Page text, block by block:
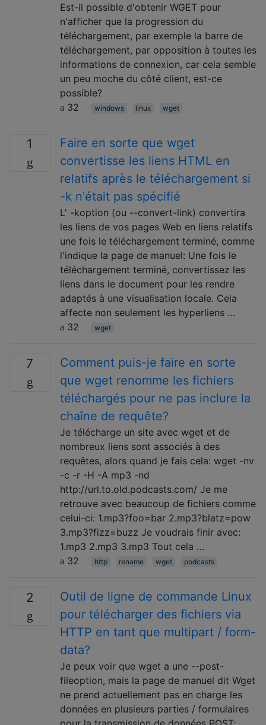
Est-il possible d'obtenir WGET pour
n'afficher que la progression du
téléchargement, par exemple la barre de
téléchargement, par opposition à toutes les
informations de connexion, car cela semble
un peu moche du côté client, est-ce
possible?
32
windows linux wget
1
Faire en sorte que wget
convertisse les liens HTML en
relatifs après le téléchargement si
-k n'était pas spécifié
L' -koption (ou --convert-link) convertira
les liens de vos pages Web en liens relatifs
une fois le téléchargement terminé, comme
l'indique la page de manuel: Une fois le
téléchargement terminé, convertissez les
liens dans le document pour les rendre
adaptés à une visualisation locale. Cela
affecte non seulement les hyperliens …
32
wget
7
Comment puis-je faire en sorte
que wget renomme les fichiers
téléchargés pour ne pas inclure la
chaîne de requête?
Je télécharge un site avec wget et de
nombreux liens sont associés à des
requêtes, alors quand je fais cela: wget -nv
-c -r -H -A mp3 -nd
http://url.to.old.podcasts.com/ Je me
retrouve avec beaucoup de fichiers comme
celui-ci: 1.mp3?foo=bar 2.mp3?blatz=pow
3.mp3?fizz=buzz Je voudrais finir avec:
1.mp3 2.mp3 3.mp3 Tout cela …
32
http rename wget podcasts
2
Outil de ligne de commande Linux
pour télécharger des fichiers via
HTTP en tant que multipart / form-
data?
Je peux voir que wget a une --post-
fileoption, mais la page de manuel dit Wget
ne prend actuellement pas en charge les
données en plusieurs parties / formulaires